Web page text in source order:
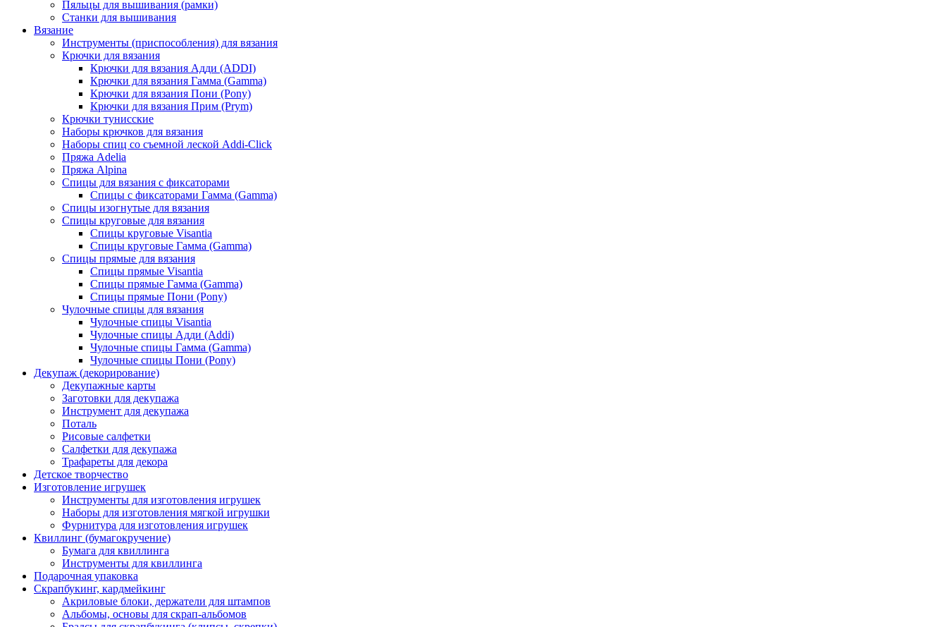
Пяльцы для вышивания (рамки)
Станки для вышивания
Вязание
Инструменты (приспособления) для вязания
Крючки для вязания
Крючки для вязания Адди (ADDI)
Крючки для вязания Гамма (Gamma)
Крючки для вязания Пони (Pony)
Крючки для вязания Прим (Prym)
Крючки тунисские
Наборы крючков для вязания
Наборы спиц со съемной леской Addi-Click
Пряжа Adelia
Пряжа Alpina
Спицы для вязания с фиксаторами
Спицы с фиксаторами Гамма (Gamma)
Спицы изогнутые для вязания
Спицы круговые для вязания
Спицы круговые Visantia
Спицы круговые Гамма (Gamma)
Спицы прямые для вязания
Спицы прямые Visantia
Спицы прямые Гамма (Gamma)
Спицы прямые Пони (Pony)
Чулочные спицы для вязания
Чулочные спицы Visantia
Чулочные спицы Адди (Addi)
Чулочные спицы Гамма (Gamma)
Чулочные спицы Пони (Pony)
Декупаж (декорирование)
Декупажные карты
Заготовки для декупажа
Инструмент для декупажа
Поталь
Рисовые салфетки
Салфетки для декупажа
Трафареты для декора
Детское творчество
Изготовление игрушек
Инструменты для изготовления игрушек
Наборы для изготовления мягкой игрушки
Фурнитура для изготовления игрушек
Квиллинг (бумагокручение)
Бумага для квиллинга
Инструменты для квиллинга
Подарочная упаковка
Скрапбукинг, кардмейкинг
Акриловые блоки, держатели для штампов
Альбомы, основы для скрап-альбомов